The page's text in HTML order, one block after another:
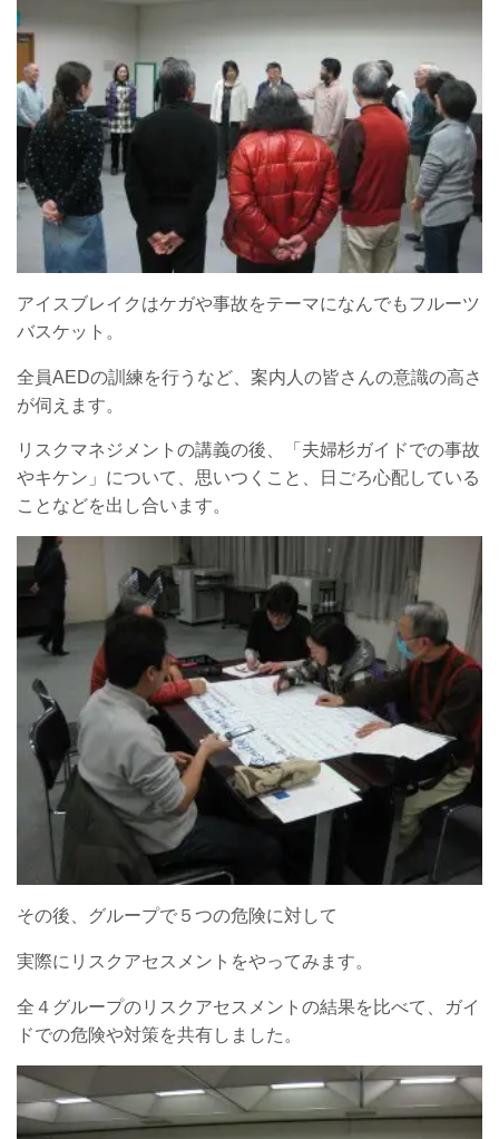
アイスブレイクはケガや事故をテーマになんでもフルーツ
バスケット。
全員AEDの訓練を行うなど、案内人の皆さんの意識の高さ
が伺えます。
リスクマネジメントの講義の後、「夫婦杉ガイドでの事故
やキケン」について、思いつくこと、日ごろ心配している
ことなどを出し合います。
その後、グループで５つの危険に対して
実際にリスクアセスメントをやってみます。
全４グループのリスクアセスメントの結果を比べて、ガイ
ドでの危険や対策を共有しました。